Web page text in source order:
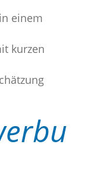
einem
kurzen